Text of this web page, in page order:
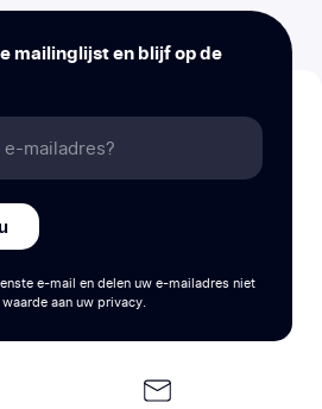
mailinglijst en blijf op de
e-mail en delen uw e-mailadres niet
aan uw privacy.